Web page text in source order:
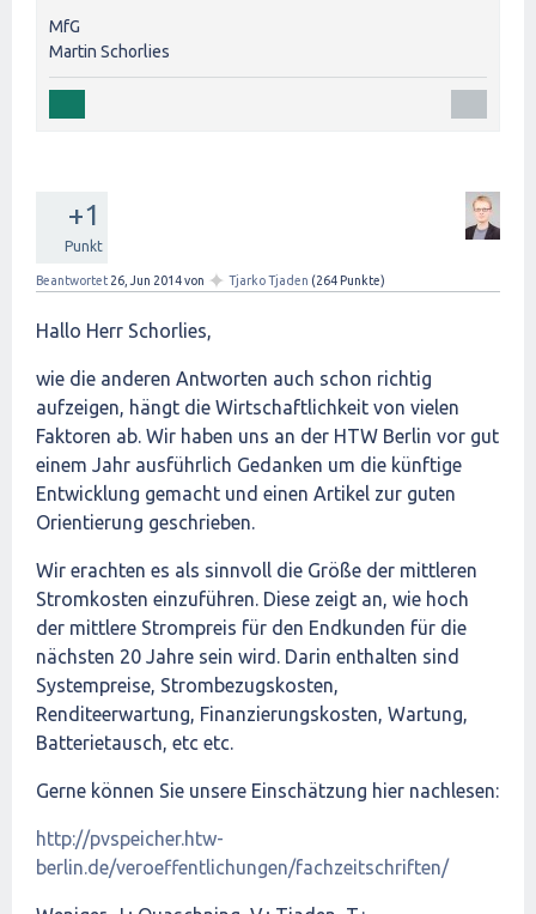
MfG
Martin Schorlies
+1
Punkt
Beantwortet 26, Jun 2014von ✦ Tjarko Tjaden (264 Punkte)
Hallo Herr Schorlies,
wie die anderen Antworten auch schon richtig
aufzeigen, hängt die Wirtschaftlichkeit von vielen
Faktoren ab. Wir haben uns an der HTW Berlin vor gut
einem Jahr ausführlich Gedanken um die künftige
Entwicklung gemacht und einen Artikel zur guten
Orientierung geschrieben.
Wir erachten es als sinnvoll die Größe der mittleren
Stromkosten einzuführen. Diese zeigt an, wie hoch
der mittlere Strompreis für den Endkunden für die
nächsten 20 Jahre sein wird. Darin enthalten sind
Systempreise, Strombezugskosten,
Renditeerwartung, Finanzierungskosten, Wartung,
Batterietausch, etc etc.
Gerne können Sie unsere Einschätzung hier nachlesen:
http://pvspeicher.htw-
berlin.de/veroeffentlichungen/fachzeitschriften/